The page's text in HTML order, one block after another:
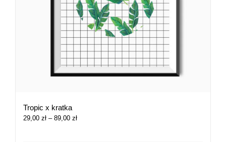
Tropic x kratka
29,00 zł – 89,00 złZakres